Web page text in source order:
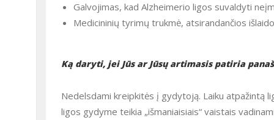
Galvojimas, kad Alzheimerio ligos suvaldyti
Medicininių tyrimų trukmė, atsirandančios
Ką daryti, jei Jūs ar Jūsų artimasis patiria
Nedelsdami kreipkitės į gydytoją. Laiku atpažintą ligą daugeliu atvejų galima sėkmingai kontroliuoti. Daug vilties šios
ligos gydyme teikia „išmaniaisiais“ vaistais